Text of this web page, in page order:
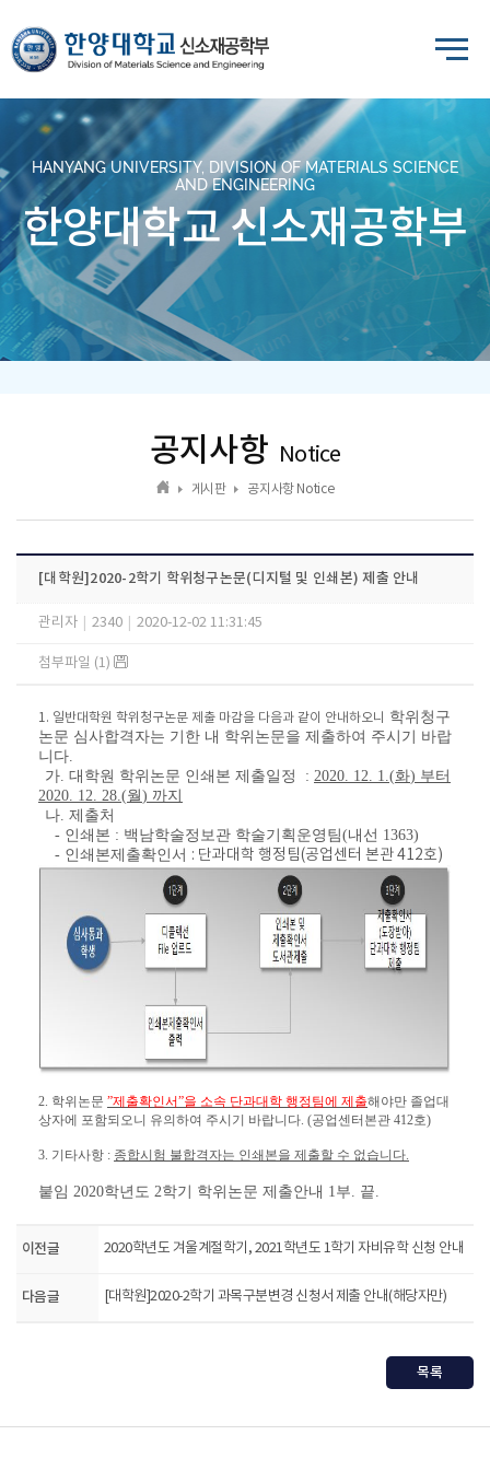
HANYANG UNIVERSITY, DIVISION OF MATERIALS SCIENCE
AND ENGINEERING
한양대학교 신소재공학부
공지사항 Notice
게시판 공지사항 Notice
[대학원]2020-2학기 학위청구논문(디지털 및 인쇄본) 제출 안내
관리자 2340 2020-12-02 11:31:45
첨부파일 (1)
1. 일반대학원 학위청구논문 제출 마감을 다음과 같이 안내하오니
학위청구
논문 심사합격자는 기한 내 학위논문을 제출하여 주시기 바랍
니다.
가. 대학원 학위논문 인쇄본 제출일정 : 2020. 12. 1.(화) 부터
2020. 12. 28.(월) 까지
나. 제출처
- 인쇄본 : 백남학술정보관 학술기획운영팀(내선 1363)
- 인쇄본제출확인서 : 단과대학 행정팀(공업센터 본관 412호)
2. 학위논문 ”제출확인서”을 소속 단과대학 행정팀에 제출해야만 졸업대
상자에 포함되오니 유의하여 주시기 바랍니다. (공업센터본관 412호)
3. 기타사항 : 종합시험 불합격자는 인쇄본을 제출할 수 없습니다.
붙임 2020학년도 2학기 학위논문 제출안내 1부. 끝.
이전글 2020학년도 겨울계절학기, 2021학년도 1학기 자비유학 신청 안내
다음글 [대학원]2020-2학기 과목구분변경 신청서 제출 안내(해당자만)
목록